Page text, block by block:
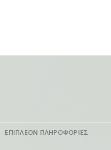
ΕΠΙΠΛΕΟΝ ΠΛΗΡΟΦΟΡΙΕΣ